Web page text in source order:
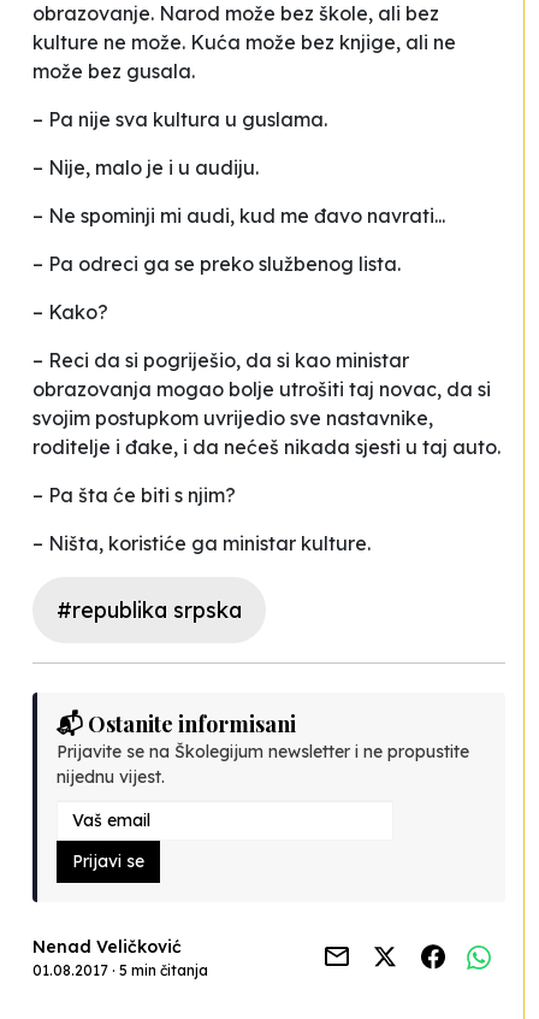
obrazovanje. Narod može bez škole, ali bez
kulture ne može. Kuća može bez knjige, ali ne
može bez gusala.
– Pa nije sva kultura u guslama.
– Nije, malo je i u audiju.
– Ne spominji mi audi, kud me đavo navrati...
– Pa odreci ga se preko službenog lista.
– Kako?
– Reci da si pogriješio, da si kao ministar
obrazovanja mogao bolje utrošiti taj novac, da si
svojim postupkom uvrijedio sve nastavnike,
roditelje i đake, i da nećeš nikada sjesti u taj auto.
– Pa šta će biti s njim?
– Ništa, koristiće ga ministar kulture.
#republika srpska
📬 Ostanite informisani
Prijavite se na Školegijum newsletter i ne propustite
nijednu vijest.
Prijavi se
Nenad Veličković
01.08.2017 · 5 min čitanja